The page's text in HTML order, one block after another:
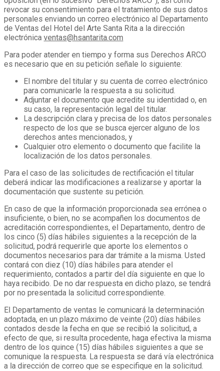
revocar su consentimiento para el tratamiento de sus datos
personales enviando un correo electrónico al Departamento
de Ventas del Hotel del Arte Santa Rita a la dirección
electrónica ventas@hsantarita.com
Para poder atender en tiempo y forma sus Derechos ARCO
es necesario que en su petición señale lo siguiente:
El nombre del titular y su cuenta de correo electrónico
para comunicarle la respuesta a su solicitud.
Adjuntar el documento que acredite su identidad o, en
su caso, la representación legal del titular.
La descripción clara y precisa de los datos personales
respecto de los que se busca ejercer alguno de los
derechos antes mencionados, y
Cualquier otro elemento o documento que facilite la
localización de los datos personales.
Para el caso de las solicitudes de rectificación el titular
deberá indicar las modificaciones a realizarse y aportar la
documentación que sustente su petición.
En caso de que la información proporcionada sea errónea o
insuficiente, o bien, no se acompañen los documentos de
acreditación correspondientes, el Departamento, dentro de
los cinco (5) días hábiles siguientes a la recepción de la
solicitud, podrá requerirle que aporte los elementos o
documentos necesarios para dar trámite a la misma. Usted
contará con diez (10) días hábiles para atender el
requerimiento, contados a partir del día siguiente en que lo
haya recibido. De no dar respuesta en dicho plazo, se tendrá
por no presentada la solicitud correspondiente.
El Departamento de ventas le comunicará la determinación
adoptada, en un plazo máximo de veinte (20) días hábiles
contados desde la fecha en que se recibió la solicitud, a
efecto de que, si resulta procedente, haga efectiva la misma
dentro de los quince (15) días hábiles siguientes a que se
comunique la respuesta. La respuesta se dará vía electrónica
a la dirección de correo que se especifique en la solicitud.